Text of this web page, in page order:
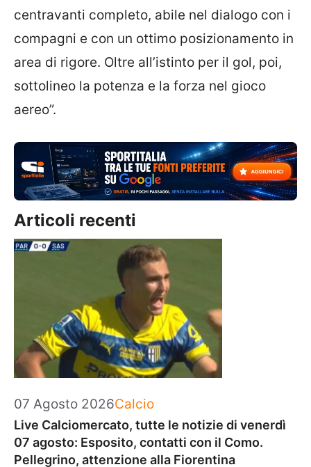
centravanti completo, abile nel dialogo con i
compagni e con un ottimo posizionamento in
area di rigore. Oltre all’istinto per il gol, poi,
sottolineo la potenza e la forza nel gioco
aereo”.
Articoli recenti
07 Agosto 2026Categorie
Calcio
Live Calciomercato, tutte le notizie di venerdì
07 agosto: Esposito, contatti con il Como.
Pellegrino, attenzione alla Fiorentina